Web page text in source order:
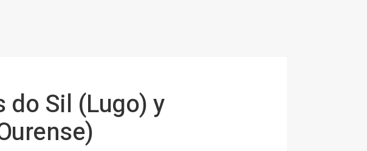
do Sil (Lugo) y